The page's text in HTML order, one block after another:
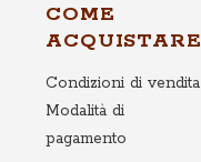
COME
ACQUISTARE
Condizioni di vendita
Modalità di
pagamento